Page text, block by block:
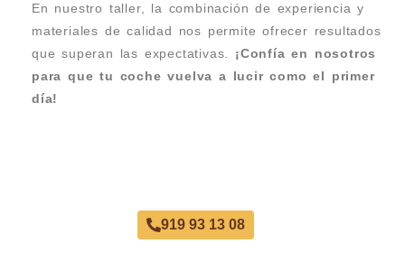
En nuestro taller, la combinación de experiencia y
materiales de calidad nos permite ofrecer resultados
que superan las expectativas. ¡Confía en nosotros
para que tu coche vuelva a lucir como el primer
día!
919 93 13 08